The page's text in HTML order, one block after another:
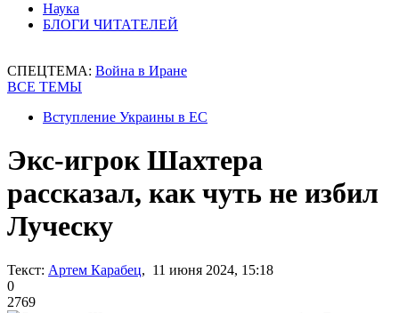
Наука
БЛОГИ ЧИТАТЕЛЕЙ
СПЕЦТЕМА: Война в Иране
ВСЕ ТЕМЫ
Вступление Украины в ЕС
Экс-игрок Шахтера
рассказал, как чуть не избил
Луческу
Текст: Артем Карабец, 11 июня 2024, 15:18
0
2769